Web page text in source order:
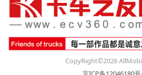
CopyRight©2026